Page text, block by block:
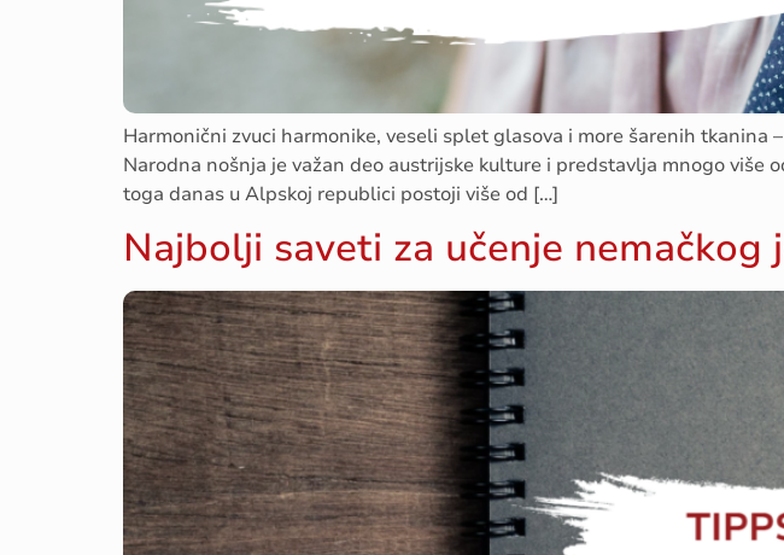
Harmonični zvuci harmonike, veseli splet glasova i more šarenih
Narodna nošnja je važan deo austrijske kulture i predstavlja mnogo više
toga danas u Alpskoj republici postoji više od […]
Najbolji saveti za učenje nemačkog